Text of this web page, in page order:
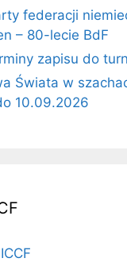
federacji
– 80-lecie BdF
zapisu do
Świata w
10.09.2026